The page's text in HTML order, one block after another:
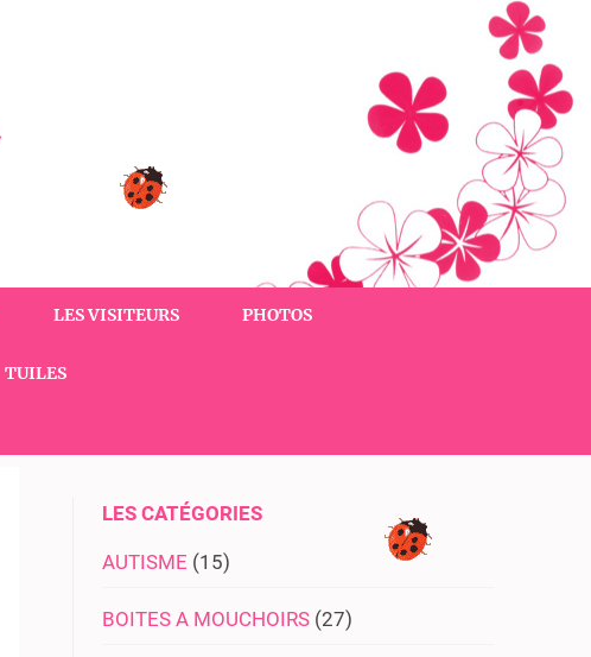
LES VISITEURS PHOTOS
TUILES
LES CATÉGORIES
AUTISME (15)
BOITES A MOUCHOIRS (27)